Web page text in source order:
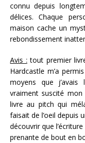
connu depuis
délices. Chaque
maison cache un
rebondissement
Avis : tout premier
Hardcastle m’a
moyens que j’avais
vraiment suscité
livre au pitch qui
faisait de l’oeil depuis
découvrir que
prenante de bout en